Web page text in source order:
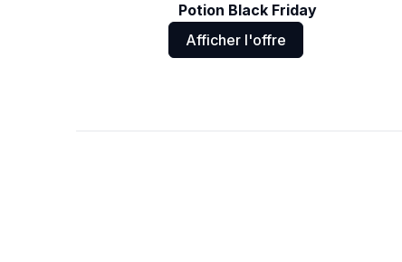
Potion Black Friday
Afficher l'offre